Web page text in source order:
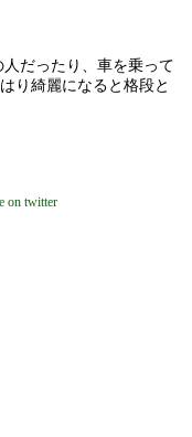
だったり、車を乗って
り綺麗になると格段と